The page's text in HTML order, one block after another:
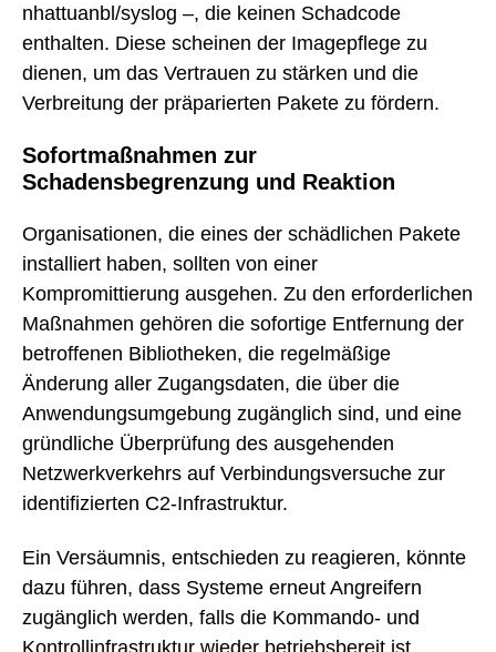
nhattuanbl/syslog –, die keinen Schadcode
enthalten. Diese scheinen der Imagepflege zu
dienen, um das Vertrauen zu stärken und die
Verbreitung der präparierten Pakete zu fördern.
Sofortmaßnahmen zur
Schadensbegrenzung und Reaktion
Organisationen, die eines der schädlichen Pakete
installiert haben, sollten von einer
Kompromittierung ausgehen. Zu den erforderlichen
Maßnahmen gehören die sofortige Entfernung der
betroffenen Bibliotheken, die regelmäßige
Änderung aller Zugangsdaten, die über die
Anwendungsumgebung zugänglich sind, und eine
gründliche Überprüfung des ausgehenden
Netzwerkverkehrs auf Verbindungsversuche zur
identifizierten C2-Infrastruktur.
Ein Versäumnis, entschieden zu reagieren, könnte
dazu führen, dass Systeme erneut Angreifern
zugänglich werden, falls die Kommando- und
Kontrollinfrastruktur wieder betriebsbereit ist.